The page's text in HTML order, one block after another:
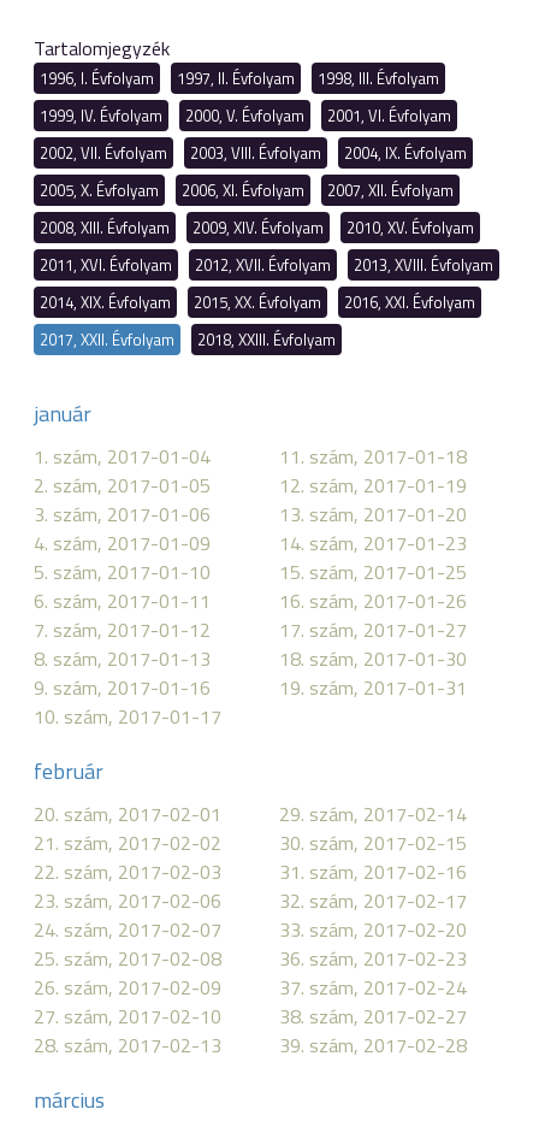
Tartalomjegyzék
1996, I. Évfolyam 1997, II. Évfolyam
1998, III. Évfolyam
1999, IV. Évfolyam
2000, V. Évfolyam
2001, VI. Évfolyam
2002, VII. Évfolyam
2003, VIII. Évfolyam
2004, IX. Évfolyam
2005, X. Évfolyam
2006, XI. Évfolyam
2007, XII. Évfolyam
2008, XIII. Évfolyam
2009, XIV. Évfolyam
2010, XV. Évfolyam
2011, XVI. Évfolyam
2012, XVII. Évfolyam
2013, XVIII. Évfolyam
2014, XIX. Évfolyam
2015, XX. Évfolyam
2016, XXI. Évfolyam
2017, XXII. Évfolyam
2018, XXIII. Évfolyam
január
1. szám, 2017-01-04
2. szám, 2017-01-05
3. szám, 2017-01-06
4. szám, 2017-01-09
5. szám, 2017-01-10
6. szám, 2017-01-11
7. szám, 2017-01-12
8. szám, 2017-01-13
9. szám, 2017-01-16
10. szám, 2017-01-17
11. szám, 2017-01-18
12. szám, 2017-01-19
13. szám, 2017-01-20
14. szám, 2017-01-23
15. szám, 2017-01-25
16. szám, 2017-01-26
17. szám, 2017-01-27
18. szám, 2017-01-30
19. szám, 2017-01-31
február
20. szám, 2017-02-01
21. szám, 2017-02-02
22. szám, 2017-02-03
23. szám, 2017-02-06
24. szám, 2017-02-07
25. szám, 2017-02-08
26. szám, 2017-02-09
27. szám, 2017-02-10
28. szám, 2017-02-13
29. szám, 2017-02-14
30. szám, 2017-02-15
31. szám, 2017-02-16
32. szám, 2017-02-17
33. szám, 2017-02-20
36. szám, 2017-02-23
37. szám, 2017-02-24
38. szám, 2017-02-27
39. szám, 2017-02-28
március